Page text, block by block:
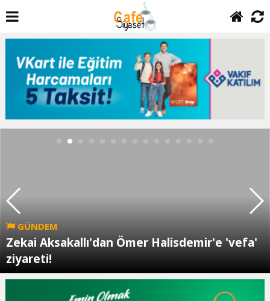
GÜNDEM
Zekai Aksakallı'dan Ömer Halisdemir'e 'vefa'
ziyareti!